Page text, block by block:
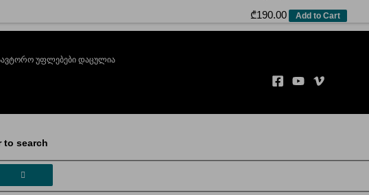
₾190.00 Add to Cart
უფლებები დაცულია
to search